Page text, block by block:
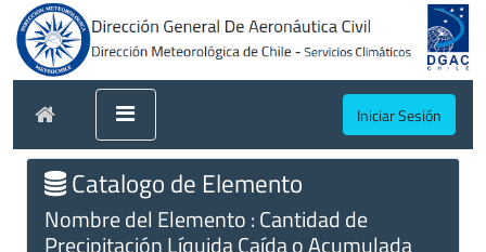
Iniciar Sesión
Catalogo de Elemento
Nombre del Elemento : Cantidad de
Precipitación Líquida Caída o Acumulada